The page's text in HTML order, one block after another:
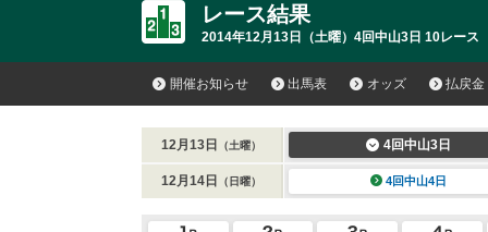
レース結果
2014年12月13日（土曜）4回中山3日 10レース
開催お知らせ 出馬表 オッズ 払戻金
12月13日 （土曜） 4回中山3日
12月14日 （日曜） 4回中山4日